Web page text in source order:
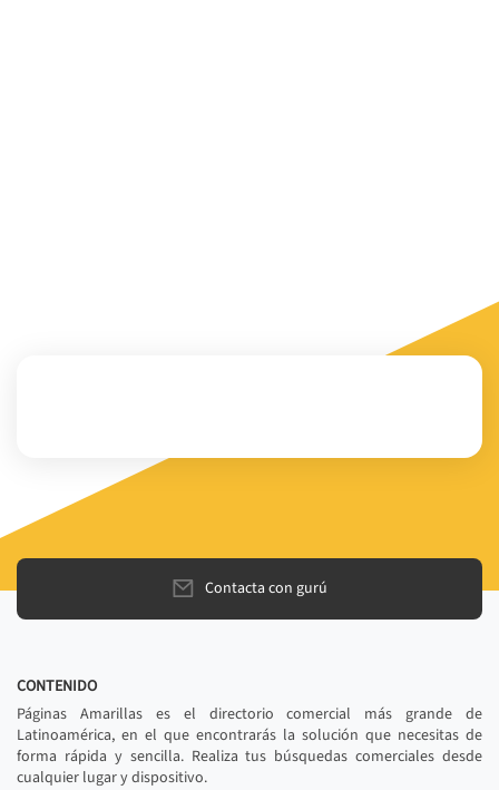
Contacta con gurú
CONTENIDO
Páginas Amarillas es el directorio comercial más grande de
Latinoamérica, en el que encontrarás la solución que necesitas de
forma rápida y sencilla. Realiza tus búsquedas comerciales desde
cualquier lugar y dispositivo.